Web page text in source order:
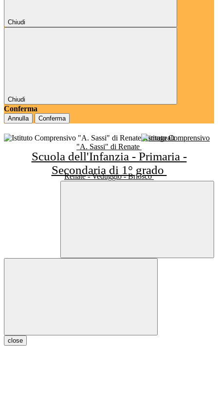
Chiudi
Chiudi
Conferma
Annulla Conferma
Istituto Comprensivo
"A. Sassi" di Renate
Scuola dell'Infanzia - Primaria -
Secondaria di 1° grado
Renate - Veduggio - Briosco
close